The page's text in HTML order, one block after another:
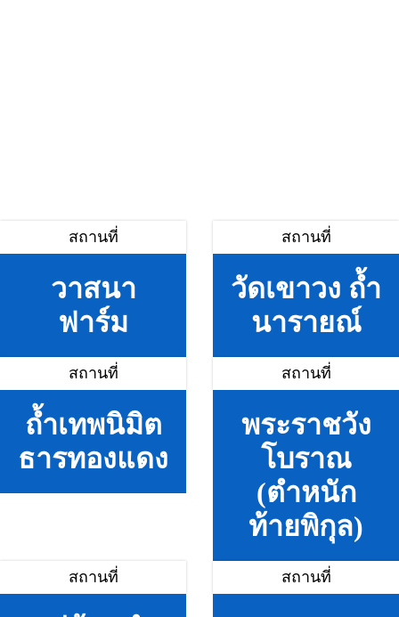
สถานที่
วาสนา
ฟาร์ม
สถานที่
วัดเขาวง ถ้ำ
นารายณ์
สถานที่
ถ้ำเทพนิมิต
ธารทองแดง
สถานที่
พระราชวัง
โบราณ
(ตำหนัก
ท้ายพิกุล)
สถานที่ สถานที่